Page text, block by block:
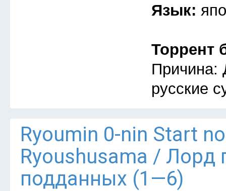
Язык:
Торрент
Причина:
русские
Ryoumin 0-nin Start
Ryoushusama / Лорд
подданных (1—6)